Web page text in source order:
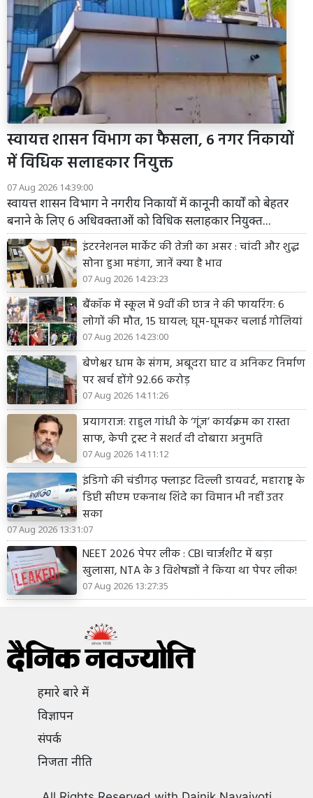
स्वायत्त शासन विभाग का फैसला, 6 नगर निकायों
में विधिक सलाहकार नियुक्त
07 Aug 2026 14:39:00
स्वायत्त शासन विभाग ने नगरीय निकायों में कानूनी कार्यों को बेहतर
बनाने के लिए 6 अधिवक्ताओं को विधिक सलाहकार नियुक्त...
इंटरनेशनल मार्केट की तेजी का असर : चांदी और शुद्ध
सोना हुआ महंगा, जानें क्या है भाव
07 Aug 2026 14:23:23
बैंकॉक में स्कूल में 9वीं की छात्र ने की फायरिंग: 6
लोगों की मौत, 15 घायल; घूम-घूमकर चलाई गोलियां
07 Aug 2026 14:23:00
बेणेश्वर धाम के संगम, अबूदरा घाट व अनिकट निर्माण
पर खर्च होंगे 92.66 करोड़
07 Aug 2026 14:11:26
प्रयागराज: राहुल गांधी के ‘गूंज’ कार्यक्रम का रास्ता
साफ, केपी ट्रस्ट ने सशर्त दी दोबारा अनुमति
07 Aug 2026 14:11:12
इंडिगो की चंडीगढ़ फ्लाइट दिल्ली डायवर्ट, महाराष्ट्र के
डिप्टी सीएम एकनाथ शिंदे का विमान भी नहीं उतर
सका
07 Aug 2026 13:31:07
NEET 2026 पेपर लीक : CBI चार्जशीट में बड़ा
खुलासा, NTA के 3 विशेषज्ञों ने किया था पेपर लीक!
07 Aug 2026 13:27:35
हमारे बारे में
विज्ञापन
संपर्क
निजता नीति